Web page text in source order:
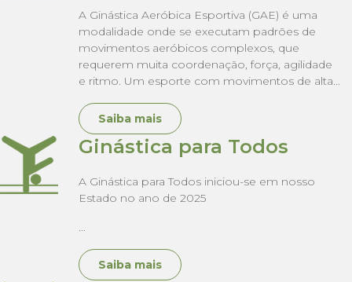
A Ginástica Aeróbica Esportiva (GAE) é uma
modalidade onde se executam padrões de
movimentos aeróbicos complexos, que
requerem muita coordenação, força, agilidade
e ritmo. Um esporte com movimentos de alta...
Saiba mais
Ginástica para Todos
A Ginástica para Todos iniciou-se em nosso
Estado no ano de 2025
...
Saiba mais